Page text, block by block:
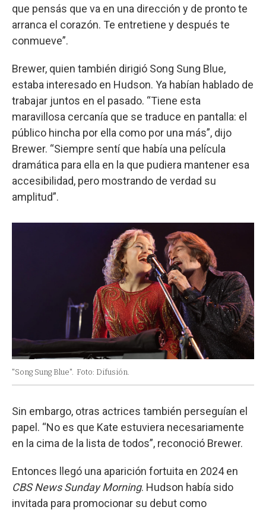
que pensás que va en una dirección y de pronto te
arranca el corazón. Te entretiene y después te
conmueve”.
Brewer, quien también dirigió Song Sung Blue,
estaba interesado en Hudson. Ya habían hablado de
trabajar juntos en el pasado. “Tiene esta
maravillosa cercanía que se traduce en pantalla: el
público hincha por ella como por una más”, dijo
Brewer. “Siempre sentí que había una película
dramática para ella en la que pudiera mantener esa
accesibilidad, pero mostrando de verdad su
amplitud”.
"Song Sung Blue". Foto: Difusión.
Sin embargo, otras actrices también perseguían el
papel. “No es que Kate estuviera necesariamente
en la cima de la lista de todos”, reconoció Brewer.
Entonces llegó una aparición fortuita en 2024 en
CBS News Sunday Morning. Hudson había sido
invitada para promocionar su debut como